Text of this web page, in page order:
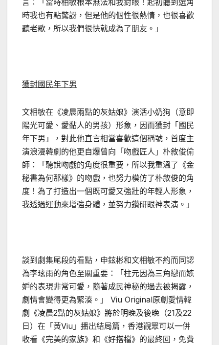
言：「當時相敏根本無法和我對眼！起初聽到選角
時我也有點驚訝，但是他的個性很熱情，也很喜歡
聽老歌，所以我們很快就成為了朋友。」
獲封國民年下男
文相敏在《凌晨兩點的灰姑娘》演活小奶狗（意即
陽光可愛、愛黏人的男孩）形象，因而獲封「國民
年下男」，對此他直言相當喜歡這個稱號，首度主
演浪漫韓劇的他更自爆曾向「吻戲匠人」朴敘俊偷
師：「聽說吻戲的角度很重要，所以我重溫了《金
秘書為何那樣》的吻戲，也努力模仿了朴敘俊的角
度！為了打造出一個既可愛又強壯的年輕人形象，
我透過運動來增強身體，並努力鑽研眼神表演。」
談到劇集尾段的看點，申鉉彬和文相敏不約而同認
為李玹雨的角色至關重要：「柱元因為三角戀而嫉
妒的表現非常可愛，隨著成民神秘的過去被揭露，
劇情會變得更為緊湊。」 Viu Original原創愛情韓
劇《凌晨2點的灰姑娘》將於明晚及後晚（21及22
日）在「黃Viu」播出結局篇，香港觀眾可以一併
收看《完美的家族》和《好搭檔》的最終回，免費